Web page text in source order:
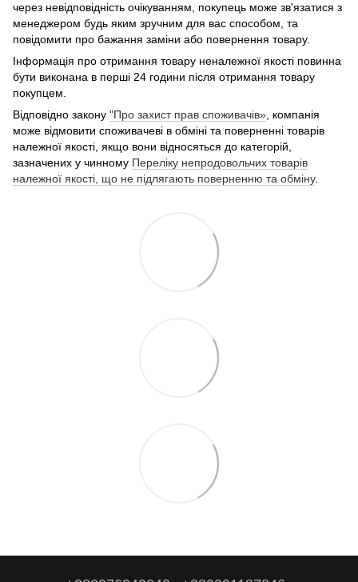
через невідповідність очікуванням, покупець може зв'язатися з
менеджером будь яким зручним для вас способом, та
повідомити про бажання заміни або повернення товару.
Інформація про отримання товару неналежної якості повинна
бути виконана в перші 24 години після отримання товару
покупцем.
Відповідно закону "Про захист прав споживачів», компанія
може відмовити споживачеві в обміні та поверненні товарів
належної якості, якщо вони відносяться до категорій,
зазначених у чинному Переліку непродовольчих товарів
належної якості, що не підлягають поверненню та обміну.